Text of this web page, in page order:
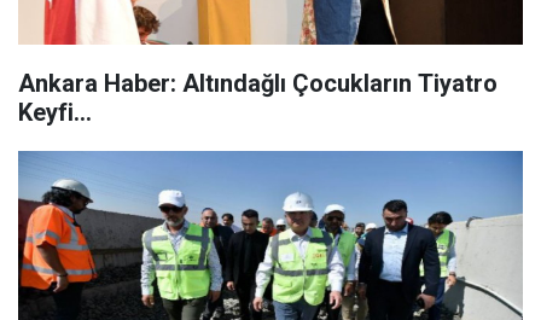
Ankara Haber: Altındağlı Çocukların Tiyatro
Keyfi...